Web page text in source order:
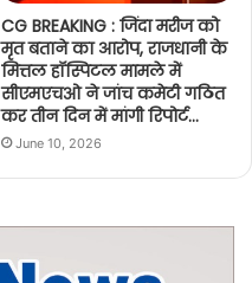
CG BREAKING : जिंदा मरीज को
मृत बताने का आरोप, राजधानी के
मित्तल हॉस्पिटल मामले में
सीएमएचओ ने जांच कमेटी गठित
कर तीन दिन में मांगी रिपोर्ट…
June 10, 2026